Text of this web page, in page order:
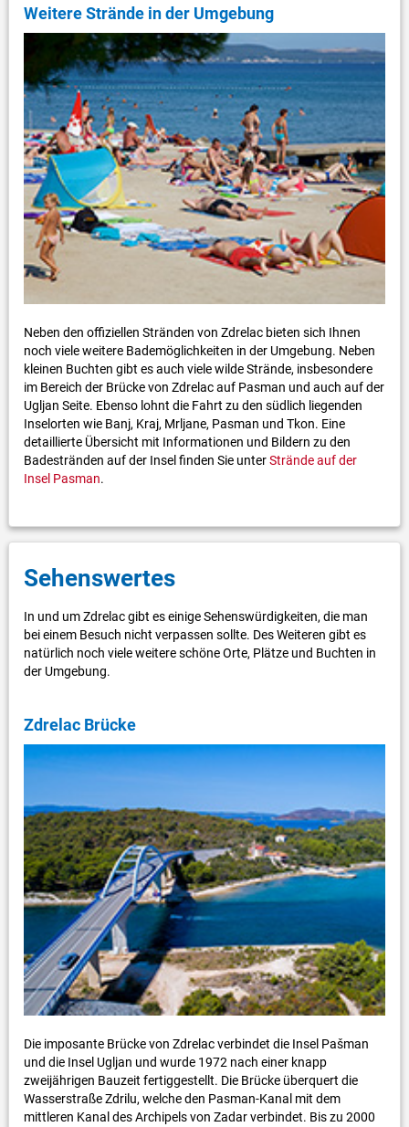
Weitere Strände in der Umgebung
Neben den offiziellen Stränden von Zdrelac bieten sich Ihnen
noch viele weitere Bademöglichkeiten in der Umgebung. Neben
kleinen Buchten gibt es auch viele wilde Strände, insbesondere
im Bereich der Brücke von Zdrelac auf Pasman und auch auf der
Ugljan Seite. Ebenso lohnt die Fahrt zu den südlich liegenden
Inselorten wie Banj, Kraj, Mrljane, Pasman und Tkon. Eine
detaillierte Übersicht mit Informationen und Bildern zu den
Badestränden auf der Insel finden Sie unterStrände auf der
Insel Pasman.
Sehenswertes
In und um Zdrelac gibt es einige Sehenswürdigkeiten, die man
bei einem Besuch nicht verpassen sollte. Des Weiteren gibt es
natürlich noch viele weitere schöne Orte, Plätze und Buchten in
der Umgebung.
Zdrelac Brücke
Die imposante Brücke von Zdrelac verbindet die Insel Pašman
und die Insel Ugljan und wurde 1972 nach einer knapp
zweijährigen Bauzeit fertiggestellt. Die Brücke überquert die
Wasserstraße Zdrilu, welche den Pasman-Kanal mit dem
mittleren Kanal des Archipels von Zadar verbindet. Bis zu 2000